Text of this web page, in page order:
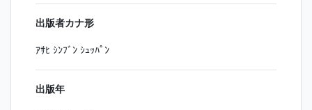
出版者カナ形
ｱｻﾋ ｼﾝﾌﾞﾝ ｼｭｯﾊﾟﾝ
出版年